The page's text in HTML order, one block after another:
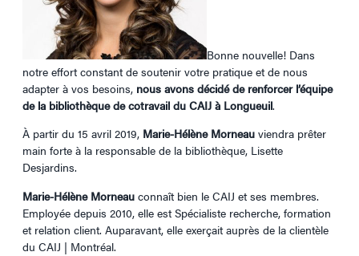
Bonne nouvelle! Dans
notre effort constant de soutenir votre pratique et de nous
adapter à vos besoins, nous avons décidé de renforcer l’équipe
de la bibliothèque de cotravail du CAIJ à Longueuil.
À partir du 15 avril 2019, Marie-Hélène Morneau viendra prêter
main forte à la responsable de la bibliothèque, Lisette
Desjardins.
Marie-Hélène Morneau connaît bien le CAIJ et ses membres.
Employée depuis 2010, elle est Spécialiste recherche, formation
et relation client. Auparavant, elle exerçait auprès de la clientèle
du CAIJ | Montréal.